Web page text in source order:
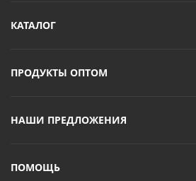
КАТАЛОГ
ПРОДУКТЫ ОПТОМ
НАШИ ПРЕДЛОЖЕНИЯ
ПОМОЩЬ